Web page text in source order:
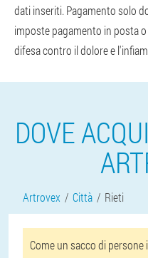
dati inseriti. Pagamento solo
imposte pagamento in posta
difesa contro il dolore e
DOVE
Artrovex Città Rieti
Come un sacco di